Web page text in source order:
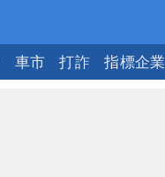
車市 打詐 指標企業